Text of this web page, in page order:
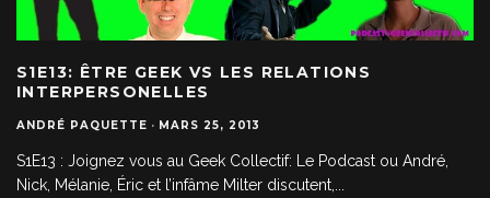
S1E13: ÊTRE GEEK VS LES RELATIONS
INTERPERSONELLES
ANDRÉ PAQUETTE · MARS 25, 2013
S1E13 : Joignez vous au Geek Collectif: Le Podcast ou André,
Nick, Mélanie, Éric et l’infâme Milter discutent,